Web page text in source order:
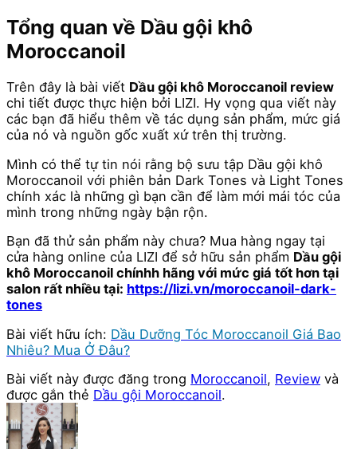
Tổng quan về Dầu gội khô
Moroccanoil
Trên đây là bài viết Dầu gội khô Moroccanoil review
chi tiết được thực hiện bởi LIZI. Hy vọng qua viết này
các bạn đã hiểu thêm về tác dụng sản phẩm, mức giá
của nó và nguồn gốc xuất xứ trên thị trường.
Mình có thể tự tin nói rằng bộ sưu tập Dầu gội khô
Moroccanoil với phiên bản Dark Tones và Light Tones
chính xác là những gì bạn cần để làm mới mái tóc của
mình trong những ngày bận rộn.
Bạn đã thử sản phẩm này chưa? Mua hàng ngay tại
cửa hàng online của LIZI để sở hữu sản phẩm Dầu gội
khô Moroccanoil chínhh hãng với mức giá tốt hơn tại
salon rất nhiều tại: https://lizi.vn/moroccanoil-dark-
tones
Bài viết hữu ích: Dầu Dưỡng Tóc Moroccanoil Giá Bao
Nhiêu? Mua Ở Đâu?
Bài viết này được đăng trong Moroccanoil, Review và
được gắn thẻ Dầu gội Moroccanoil.